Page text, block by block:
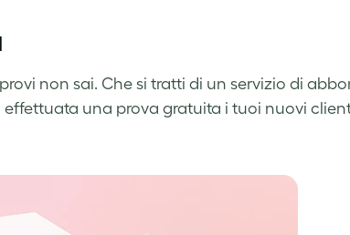
non sai. Che si tratti di un servizio di
una prova gratuita i tuoi nuovi